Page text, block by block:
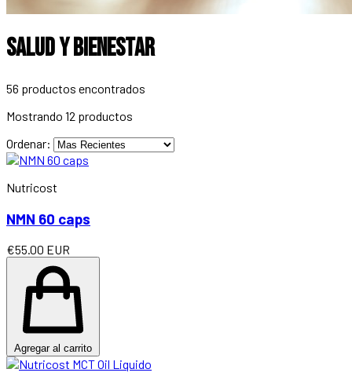
Salud y Bienestar
56 productos encontrados
Mostrando 12 productos
Ordenar:
Nutricost
NMN 60 caps
€55.00 EUR
Agregar al carrito